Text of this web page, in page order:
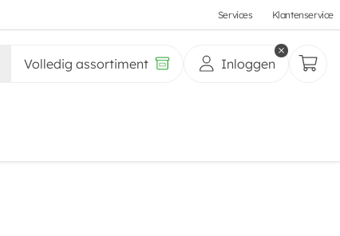
Services Klantenservice
Volledig assortiment Inloggen